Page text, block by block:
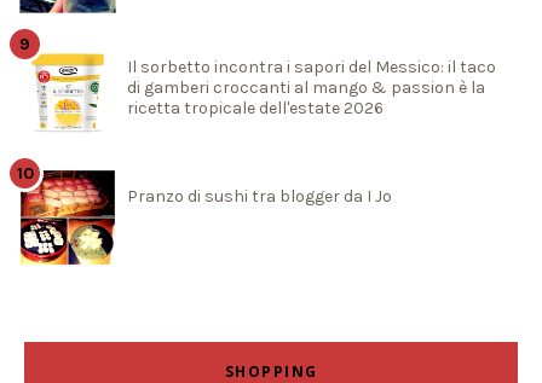
Il sorbetto incontra i sapori del Messico: il taco
di gamberi croccanti al mango & passion è la
ricetta tropicale dell'estate 2026
Pranzo di sushi tra blogger da I Jo
SHOPPING